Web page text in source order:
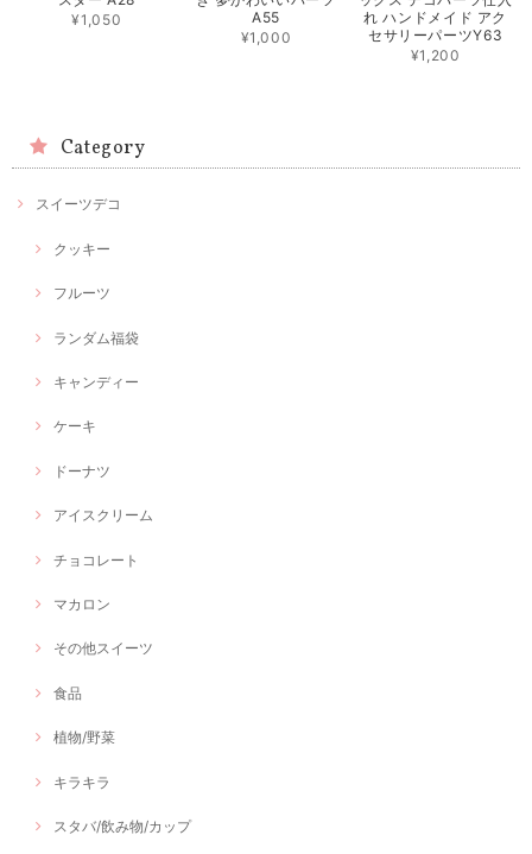
¥1,050
A55
¥1,000
れ ハンドメイド アク
セサリーパーツY63
¥1,200
Category
スイーツデコ
クッキー
フルーツ
ランダム福袋
キャンディー
ケーキ
ドーナツ
アイスクリーム
チョコレート
マカロン
その他スイーツ
食品
植物/野菜
キラキラ
スタバ/飲み物/カップ